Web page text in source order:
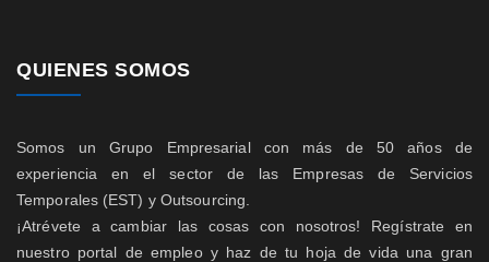
QUIENES SOMOS
Somos un Grupo Empresarial con más de 50 años de
experiencia en el sector de las Empresas de Servicios
Temporales (EST) y Outsourcing.
¡Atrévete a cambiar las cosas con nosotros! Regístrate en
nuestro portal de empleo y haz de tu hoja de vida una gran